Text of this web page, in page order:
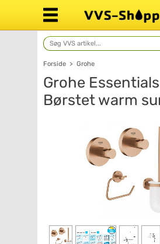
Forside > Grohe
Grohe
Børstet warm